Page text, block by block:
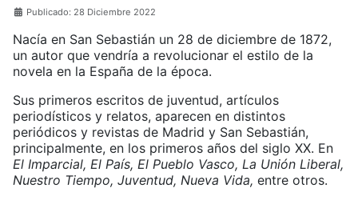
Publicado: 28 Diciembre 2022
Nacía en San Sebastián un 28 de diciembre de 1872,
un autor que vendría a revolucionar el estilo de la
novela en la España de la época.
Sus primeros escritos de juventud, artículos
periodísticos y relatos, aparecen en distintos
periódicos y revistas de Madrid y San Sebastián,
principalmente, en los primeros años del siglo XX. En
El Imparcial, El País, El Pueblo Vasco, La Unión Liberal,
Nuestro Tiempo, Juventud, Nueva Vida, entre otros.